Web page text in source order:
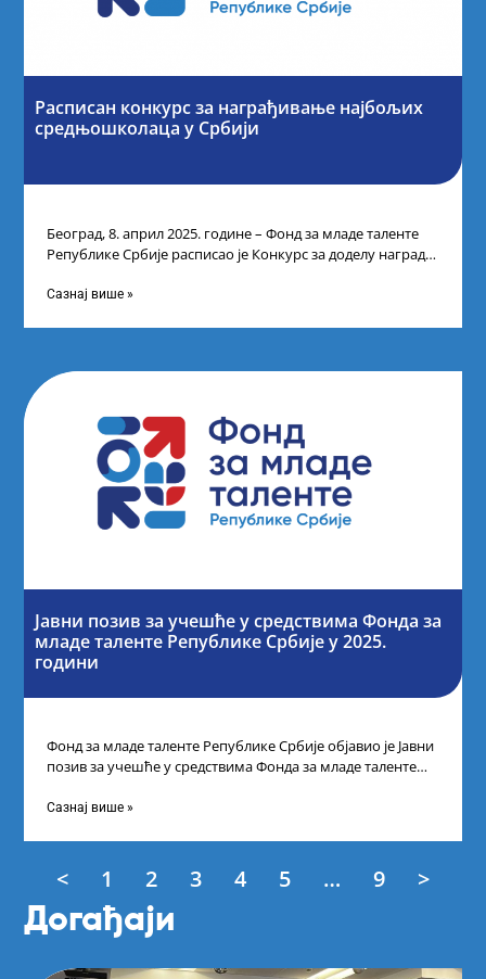
Расписан конкурс за награђивање најбољих
средњошколаца у Србији
Београд, 8. април 2025. године – Фонд за младе таленте
Републике Србије расписао је Конкурс за доделу награда
Сазнај више »
Јавни позив за учешће у средствима Фонда за
младе таленте Републике Србије у 2025.
години
Фонд за младе таленте Републике Србије објавио је Јавни
позив за учешће у средствима Фонда за младе таленте
Сазнај више »
< 1 2 3 4 5 … 9 >
Догађаји